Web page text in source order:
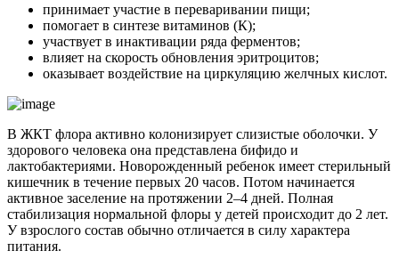
принимает участие в переваривании пищи;
помогает в синтезе витаминов (К);
участвует в инактивации ряда ферментов;
влияет на скорость обновления эритроцитов;
оказывает воздействие на циркуляцию желчных кислот.
В ЖКТ флора активно колонизирует слизистые оболочки. У
здорового человека она представлена бифидо и
лактобактериями. Новорожденный ребенок имеет стерильный
кишечник в течение первых 20 часов. Потом начинается
активное заселение на протяжении 2–4 дней. Полная
стабилизация нормальной флоры у детей происходит до 2 лет.
У взрослого состав обычно отличается в силу характера
питания.